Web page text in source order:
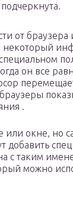
от браузера
некоторый
он все
.
окне, но
с таким
можно